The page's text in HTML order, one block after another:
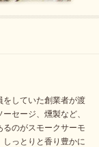
をしていた創業者が渡
セージ、燻製など、
のがスモークサーモ
っとりと香り豊かに